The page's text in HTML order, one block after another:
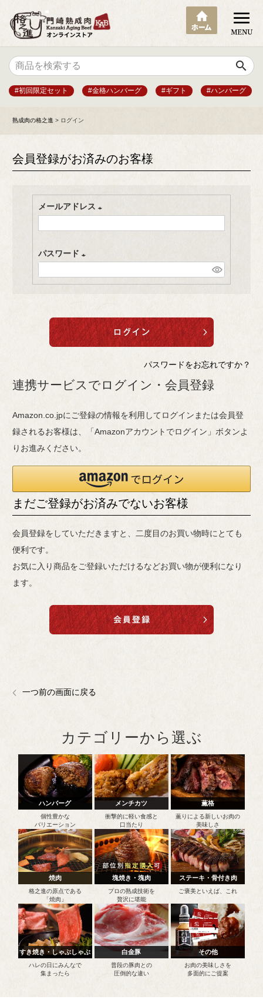
search
#初回限定セット #金格ハンバーグ #ギフト #ハンバーグ
熟成肉の格之進 ログイン
会員登録がお済みのお客様
メールアドレス
(
須
)
パスワード
(
)
パスワードをお忘れですか？
連携サービスでログイン・会員登録
Amazon.co.jpにご登録の情報を利用してログインまたは会員登
録されるお客様は、「Amazonアカウントでログイン」ボタンよ
りお進みください。
まだご登録がお済みでないお客様
会員登録をしていただきますと、二度目のお買い物時にとても
便利です。
お気に入り商品をご登録いただけるなどお買い物が便利になり
ます。
一つ前の画面に戻る
カテゴリーから選ぶ
ハンバーグ
個性豊かな
バリエーション
メンチカツ
衝撃的に軽い食感と
口当たり
薫格
薫りによる新しいお肉の
美味しさ
焼肉
格之進の原点である
「焼肉」
塊焼き・塊肉
プロの熟成技術を
贅沢に堪能
ステーキ・骨付き肉
ご褒美といえば、これ
すき焼き・しゃぶしゃぶ
ハレの日にみんなで
集まったら
白金豚
普段の豚肉との
圧倒的な違い
その他
お肉の美味しさを
多面的にご提案